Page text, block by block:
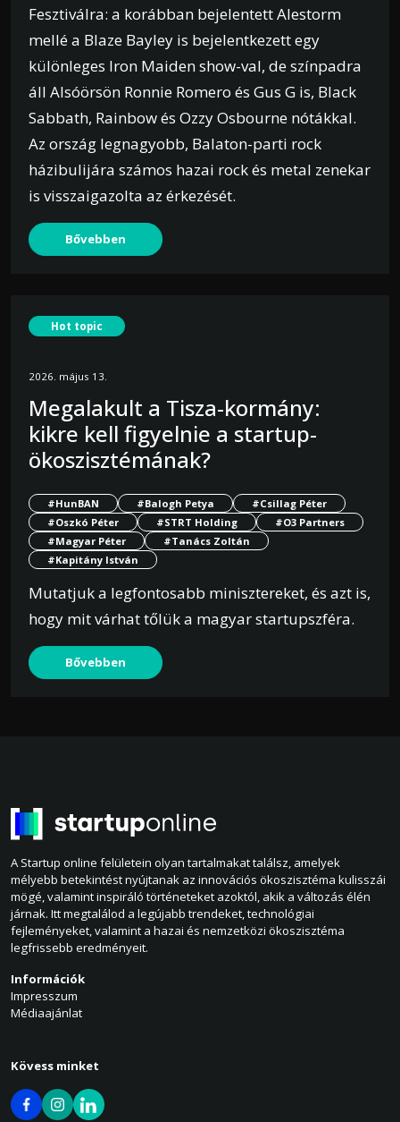
Fesztiválra: a korábban bejelentett Alestorm
mellé a Blaze Bayley is bejelentkezett egy
különleges Iron Maiden show-val, de színpadra
áll Alsóörsön Ronnie Romero és Gus G is, Black
Sabbath, Rainbow és Ozzy Osbourne nótákkal.
Az ország legnagyobb, Balaton-parti rock
házibulijára számos hazai rock és metal zenekar
is visszaigazolta az érkezését.
Bővebben
Hot topic
2026. május 13.
Megalakult a Tisza-kormány:
kikre kell figyelnie a startup-
ökoszisztémának?
#HunBAN #Balogh Petya
#Csillag Péter
#Oszkó Péter
#STRT Holding
#O3 Partners
#Magyar Péter
#Tanács Zoltán
#Kapitány István
Mutatjuk a legfontosabb minisztereket, és azt is,
hogy mit várhat tőlük a magyar startupszféra.
Bővebben
A Startup online felületein olyan tartalmakat találsz, amelyek
mélyebb betekintést nyújtanak az innovációs ökoszisztéma kulisszái
mögé, valamint inspiráló történeteket azoktól, akik a változás élén
járnak. Itt megtalálod a legújabb trendeket, technológiai
fejleményeket, valamint a hazai és nemzetközi ökoszisztéma
legfrissebb eredményeit.
Információk
Impresszum
Médiaajánlat
Kövess minket